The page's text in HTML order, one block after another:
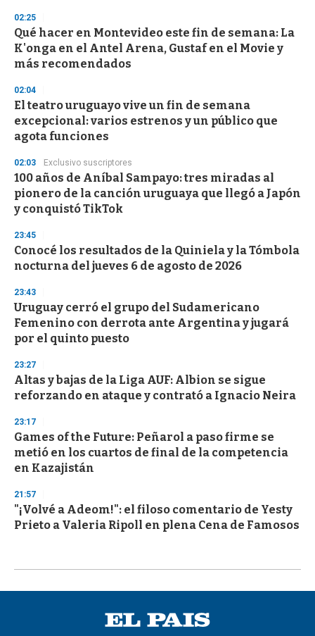
d
s
o
f
3
s
e
c
o
n
02:25
Qué hacer en Montevideo este fin de semana: La
K'onga en el Antel Arena, Gustaf en el Movie y
más recomendados
02:04
El teatro uruguayo vive un fin de semana
excepcional: varios estrenos y un público que
agota funciones
02:03 Exclusivo suscriptores
100 años de Aníbal Sampayo: tres miradas al
pionero de la canción uruguaya que llegó a Japón
y conquistó TikTok
23:45
Conocé los resultados de la Quiniela y la Tómbola
nocturna del jueves 6 de agosto de 2026
23:43
Uruguay cerró el grupo del Sudamericano
Femenino con derrota ante Argentina y jugará
por el quinto puesto
23:27
Altas y bajas de la Liga AUF: Albion se sigue
reforzando en ataque y contrató a Ignacio Neira
23:17
Games of the Future: Peñarol a paso firme se
metió en los cuartos de final de la competencia
en Kazajistán
21:57
"¡Volvé a Adeom!": el filoso comentario de Yesty
Prieto a Valeria Ripoll en plena Cena de Famosos